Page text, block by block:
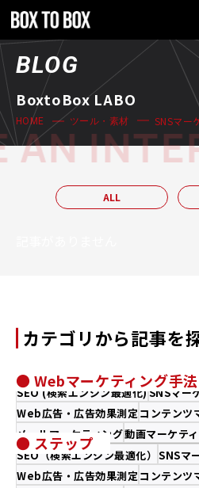
BLOG
BoxtoBox LABO
HOME ツール・素材 SNSマー
ALL
カテゴリから記事を
● Webマーケティング手法
SEO (検索エンジン最適化) SNSマー
Web広告・広告効果測定コンテンツ
メールマーケティング動画マーケテ
● ステップ
SEO（検索エンジン最適化） SNSマ
Web広告・広告効果測定コンテンツ